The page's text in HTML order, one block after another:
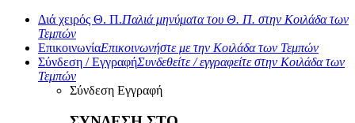
Διά χειρός Θ. Π.Παλιά μηνύματα του Θ. Π. στην Κοιλάδα των
Τεμπών
ΕπικοινωνίαΕπικοινωνήστε με την Κοιλάδα των Τεμπών
Σύνδεση / ΕγγραφήΣυνδεθείτε / εγγραφείτε στην Κοιλάδα των
Τεμπών
Σύνδεση Εγγραφή